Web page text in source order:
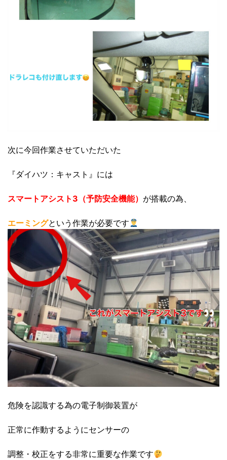
次に今回作業させていただいた
『ダイハツ：キャスト』には
スマートアシスト3（予防安全機能） が搭載の為、
エーミングという作業が必要です
危険を認識する為の電子制御装置が
正常に作動するようにセンサーの
調整・校正をする非常に重要な作業です